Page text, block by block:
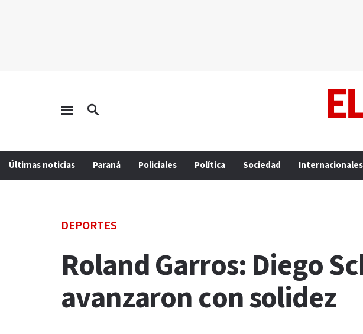
Últimas noticias Paraná Policiales Política Sociedad Internacionales
DEPORTES
Roland Garros: Diego
avanzaron con solidez